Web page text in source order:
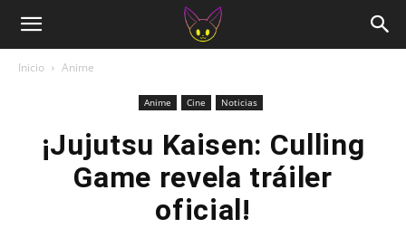
Inicio Anime
Anime Cine Noticias
¡Jujutsu Kaisen: Culling
Game revela tráiler
oficial!